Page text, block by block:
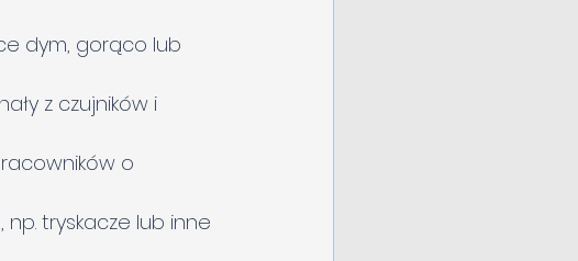
dym, gorąco lub
z czujników i
o
tryskacze lub inne